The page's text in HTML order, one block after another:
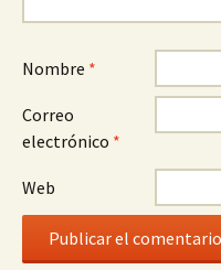
Nombre *
Correo
electrónico *
Web